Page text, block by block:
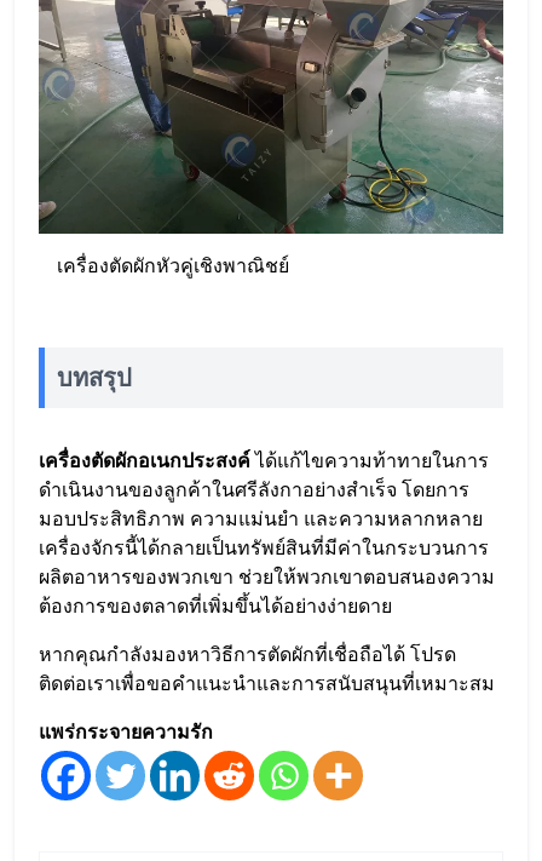
เครื่องตัดผักหัวคู่เชิงพาณิชย์
บทสรุป
เครื่องตัดผักอเนกประสงค์ได้แก้ไขความท้าทายในการ
ดำเนินงานของลูกค้าในศรีลังกาอย่างสำเร็จ โดยการ
มอบประสิทธิภาพ ความแม่นยำ และความหลากหลาย
เครื่องจักรนี้ได้กลายเป็นทรัพย์สินที่มีค่าในกระบวนการ
ผลิตอาหารของพวกเขา ช่วยให้พวกเขาตอบสนองความ
ต้องการของตลาดที่เพิ่มขึ้นได้อย่างง่ายดาย
หากคุณกำลังมองหาวิธีการตัดผักที่เชื่อถือได้ โปรด
ติดต่อเราเพื่อขอคำแนะนำและการสนับสนุนที่เหมาะสม
แพร่กระจายความรัก